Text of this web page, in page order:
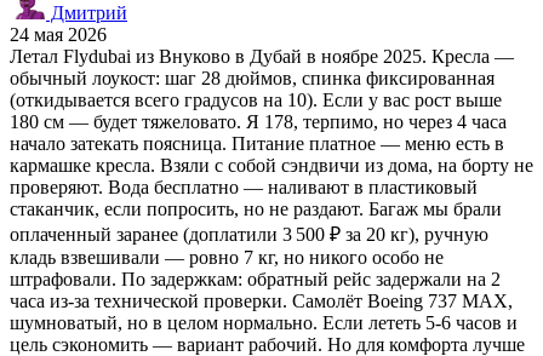
Дмитрий
24 мая 2026
Летал Flydubai из Внуково в Дубай в ноябре 2025. Кресла —
обычный лоукост: шаг 28 дюймов, спинка фиксированная
(откидывается всего градусов на 10). Если у вас рост выше
180 см — будет тяжеловато. Я 178, терпимо, но через 4 часа
начало затекать поясница. Питание платное — меню есть в
кармашке кресла. Взяли с собой сэндвичи из дома, на борту не
проверяют. Вода бесплатно — наливают в пластиковый
стаканчик, если попросить, но не раздают. Багаж мы брали
оплаченный заранее (доплатили 3 500 ₽ за 20 кг), ручную
кладь взвешивали — ровно 7 кг, но никого особо не
штрафовали. По задержкам: обратный рейс задержали на 2
часа из‑за технической проверки. Самолёт Boeing 737 MAX,
шумноватый, но в целом нормально. Если лететь 5‑6 часов и
цель сэкономить — вариант рабочий. Но для комфорта лучше